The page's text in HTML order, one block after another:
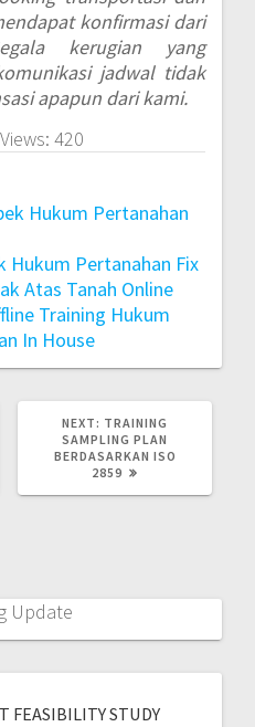
konfirmasi dari
kerugian yang
jadwal tidak
apapun dari kami.
420
Hukum Pertanahan
Hukum Pertanahan Fix
Atas Tanah Online
Training Hukum
In House
NEXT: TRAINING
SAMPLING PLAN
BERDASARKAN ISO
2859
Update
FEASIBILITY STUDY